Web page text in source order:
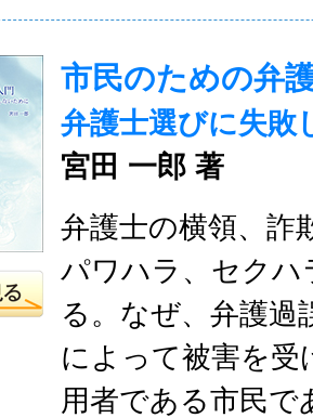
市民のための弁
弁護士選びに失敗
宮田 一郎 著
弁護士の横領、詐
パワハラ、セク
る。なぜ、弁護過
によって被害を受
用者である市民で